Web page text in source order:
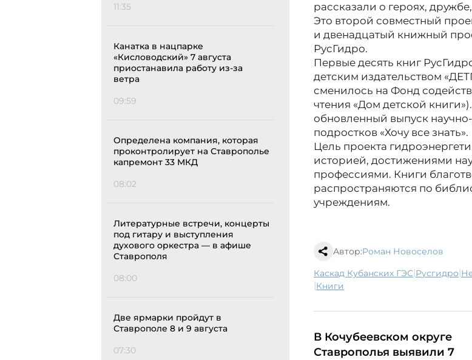
11:35
Канатка в нацпарке
«Кисловодский» 7 августа
приостанавила работу из-за
ветра
09:59
Определена компания, которая
проконтролирует на Ставрополье
капремонт 33 МКД
08:02
Литературные встречи, концерты
под гитару и выступления
духового оркестра — в афише
Ставрополя
08:00
Две ярмарки пройдут в
Ставрополе 8 и 9 августа
07:30
рассказали о героях,
Это второй совместный
и двенадцатый книжный
РусГидро.
Первые десять книг
детским издательством
сменилось на Фонд
чтения «Дом детской
обновленный выпуск
подростков «Хочу все знать».
Цель проекта
историей, достижениями
профессиями. Книги
распространяются по
учреждениям.
Автор:Роман Новоселов
Каскад Кубанских ГЭС| Русгидро|
| книги
В Кочубеевском округе
Ставрополья выявили 7